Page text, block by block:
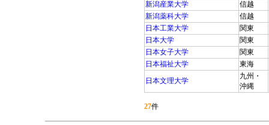
新潟産業大学
信越
新潟薬科大学
信越
日本工業大学
関東
日本大学
関東
日本女子大学
関東
日本福祉大学
東海
日本文理大学
九州・
沖縄
27件